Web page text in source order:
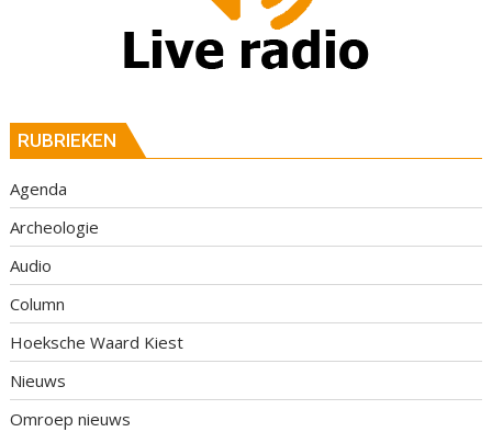
RUBRIEKEN
Agenda
Archeologie
Audio
Column
Hoeksche Waard Kiest
Nieuws
Omroep nieuws